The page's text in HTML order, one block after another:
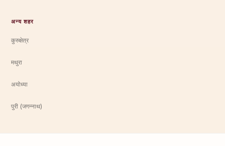
अन्य शहर
कुरुक्षेत्र
मथुरा
अयोध्या
पुरी (जगन्नाथ)